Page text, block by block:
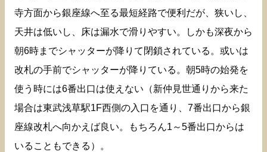
寺方面から銀座線へ至る最短経路で便利だが、狭いし、
天井は低いし、床は漏水で滑りやすい。しかも深夜から
朝6時までシャッターが降りて閉鎖されている。或いは
改札の手前でシャッターが降りている。朝5時の始発を
使う時には6番出口は使えない（新仲見世通りから来た
場合は東武浅草駅1F西側の入口を通り、7番出口から銀
座線改札へ向かえば良い。もちろん1～5番出口からは
いることもできる）。